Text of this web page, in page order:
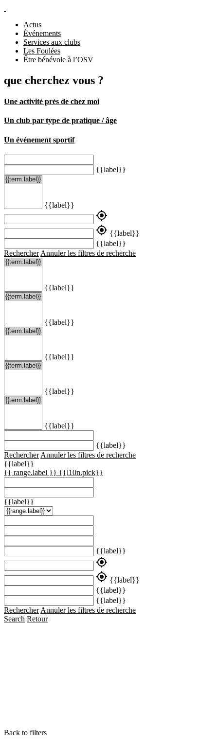
Actus
Événements
Services aux clubs
Les Foulées
Être bénévole à l’OSV
que cherchez vous ?
Une activité près de chez moi
Un club par type de pratique / âge
Un événement sportif
{{label}}
{{label}}
my_location
my_location {{label}}
{{label}}
Rechercher Annuler les filtres de recherche
{{label}}
{{label}}
{{label}}
{{label}}
{{label}}
{{label}}
Rechercher Annuler les filtres de recherche
{{label}}
{{ range.label }} {{l10n.pick}}
{{label}}
{{label}}
my_location
my_location {{label}}
{{label}}
{{label}}
Rechercher Annuler les filtres de recherche
Search Retour
Back to filters